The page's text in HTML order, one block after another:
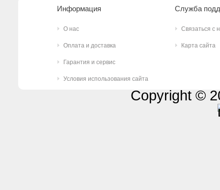
Информация
О нас
Оплата и доставка
Гарантия и сервис
Условия использования сайта
Служба
Связаться с
Карта сайта
Copyright ©